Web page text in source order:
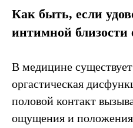
Как быть, если
интимной близости
В медицине
оргастическая
половой контакт
ощущения и